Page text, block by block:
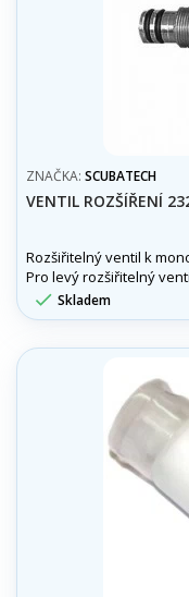
ZNAČKA: SCUBATECH
VENTIL ROZŠÍŘENÍ
Rozšiřitelný ventil k
Pro levý rozšiřitelný
 Skladem